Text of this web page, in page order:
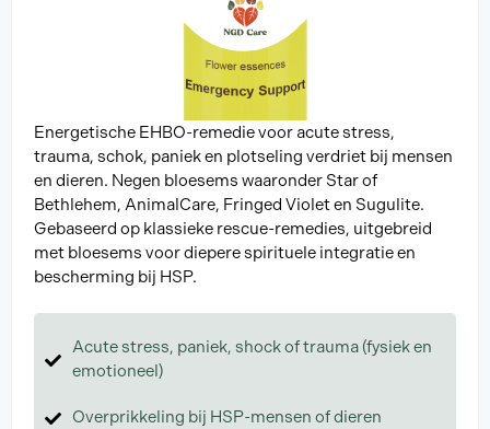
Energetische EHBO-remedie voor acute stress,
trauma, schok, paniek en plotseling verdriet bij mensen
en dieren. Negen bloesems waaronder Star of
Bethlehem, AnimalCare, Fringed Violet en Sugulite.
Gebaseerd op klassieke rescue-remedies, uitgebreid
met bloesems voor diepere spirituele integratie en
bescherming bij HSP.
Acute stress, paniek, shock of trauma (fysiek en
emotioneel)
Overprikkeling bij HSP-mensen of dieren